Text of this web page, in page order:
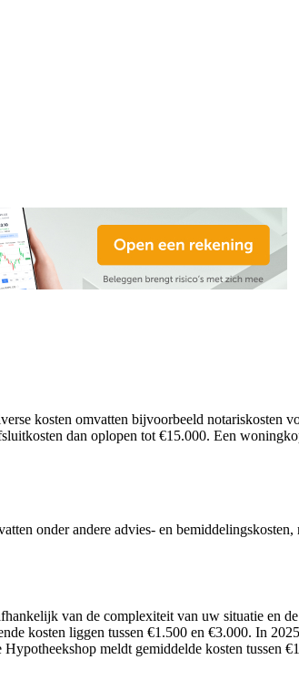
kosten omvatten bijvoorbeeld notariskosten
dan oplopen tot €15.000. Een
onder andere advies- en
van de complexiteit van uw situatie en
kosten liggen tussen €1.500 en €3.000. In
meldt gemiddelde kosten tussen